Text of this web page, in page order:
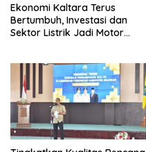
Ekonomi Kaltara Terus
Bertumbuh, Investasi dan
Sektor Listrik Jadi Motor